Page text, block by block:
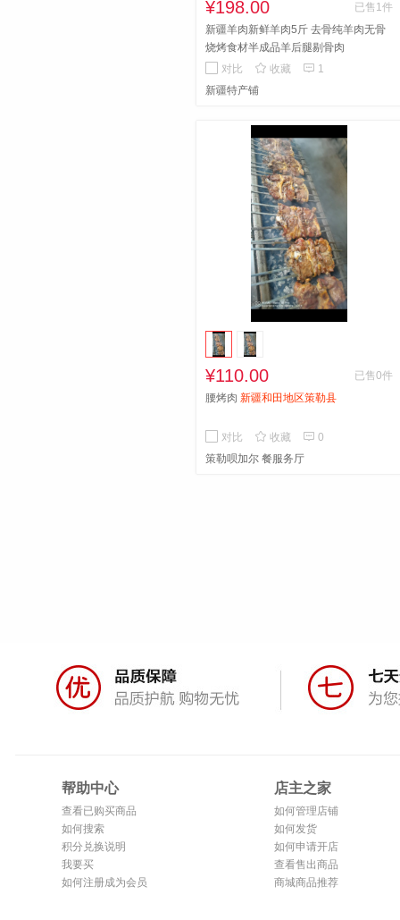
¥198.00
已售1件
新疆羊肉新鲜羊肉5斤 去骨纯羊肉无骨
烧烤食材半成品羊后腿剔骨肉
对比
 收藏  1
新疆特产铺
¥110.00
已售0件
腰烤肉 新疆和田地区策勒县
对比  收藏  0
策勒呗加尔 餐服务厅
帮助中心
查看已购买商品
如何搜索
积分兑换说明
我要买
如何注册成为会员
店主之家
如何管理店铺
如何发货
如何申请开店
查看售出商品
商城商品推荐